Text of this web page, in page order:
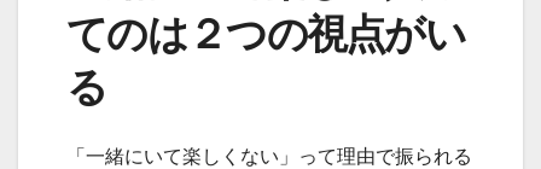
てのは２つの視点がい
る
「一緒にいて楽しくない」って理由で振られる